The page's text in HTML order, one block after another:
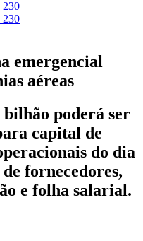
emergencial
aéreas
poderá ser
capital de
do dia
fornecedores,
e folha salarial.